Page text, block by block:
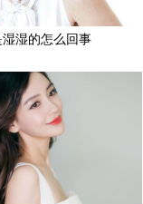
湿湿的怎么回事